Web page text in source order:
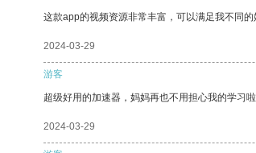
这款app的视频资源非常丰富，可以满足我不同的
2024-03-29
游客
超级好用的加速器，妈妈再也不用担心我的学习啦
2024-03-29